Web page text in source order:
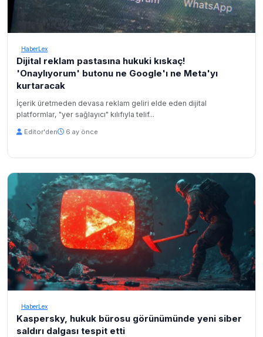
HaberLex
Dijital reklam pastasına hukuki kıskaç!
'Onaylıyorum' butonu ne Google'ı ne Meta'yı
kurtaracak
İçerik üretmeden devasa reklam geliri elde eden dijital
platformlar, "yer sağlayıcı" kılıfıyla telif...
Editor'den 6 ay önce
HaberLex
Kaspersky, hukuk bürosu görünümünde yeni siber
saldırı dalgası tespit etti